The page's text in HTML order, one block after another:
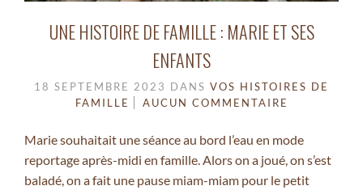
UNE HISTOIRE DE FAMILLE : MARIE ET SES
ENFANTS
18 SEPTEMBRE 2023 DANS VOS HISTOIRES DE
FAMILLE
AUCUN COMMENTAIRE
Marie souhaitait une séance au bord l’eau en mode
reportage après-midi en famille. Alors on a joué, on s’est
baladé, on a fait une pause miam-miam pour le petit